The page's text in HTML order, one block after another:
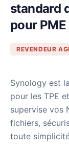
standard
pour PME
REVENDEUR
Synology est
pour les TPE
supervise vos
fichiers,
toute